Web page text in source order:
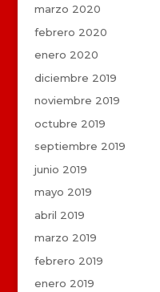
marzo 2020
febrero 2020
enero 2020
diciembre 2019
noviembre 2019
octubre 2019
septiembre 2019
junio 2019
mayo 2019
abril 2019
marzo 2019
febrero 2019
enero 2019